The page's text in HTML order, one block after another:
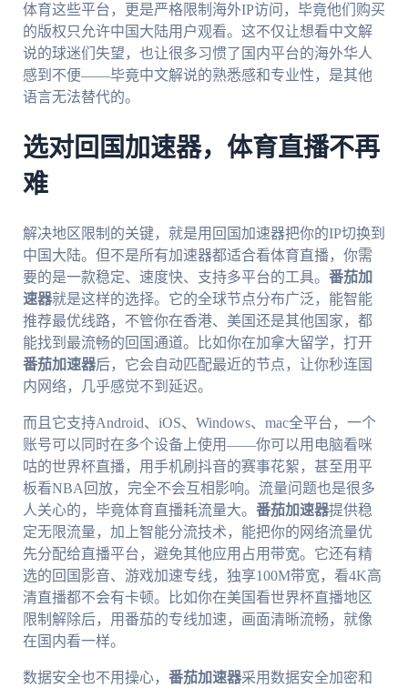
体育这些平台，更是严格限制海外IP访问，毕竟他们购买
的版权只允许中国大陆用户观看。这不仅让想看中文解
说的球迷们失望，也让很多习惯了国内平台的海外华人
感到不便——毕竟中文解说的熟悉感和专业性，是其他
语言无法替代的。
选对回国加速器，体育直播不再
难
解决地区限制的关键，就是用回国加速器把你的IP切换到
中国大陆。但不是所有加速器都适合看体育直播，你需
要的是一款稳定、速度快、支持多平台的工具。 番茄加
速器就是这样的选择。它的全球节点分布广泛，能智能
推荐最优线路，不管你在香港、美国还是其他国家，都
能找到最流畅的回国通道。比如你在加拿大留学，打开
番茄加速器后，它会自动匹配最近的节点，让你秒连国
内网络，几乎感觉不到延迟。
而且它支持Android、iOS、Windows、mac全平台，一个
账号可以同时在多个设备上使用——你可以用电脑看咪
咕的世界杯直播，用手机刷抖音的赛事花絮，甚至用平
板看NBA回放，完全不会互相影响。流量问题也是很多
人关心的，毕竟体育直播耗流量大。 番茄加速器提供稳
定无限流量，加上智能分流技术，能把你的网络流量优
先分配给直播平台，避免其他应用占用带宽。它还有精
选的回国影音、游戏加速专线，独享100M带宽，看4K高
清直播都不会有卡顿。比如你在美国看世界杯直播地区
限制解除后，用番茄的专线加速，画面清晰流畅，就像
在国内看一样。
数据安全也不用操心， 番茄加速器采用数据安全加密和